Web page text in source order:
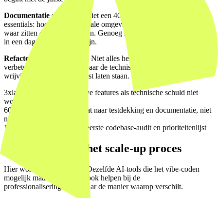
Documentatie schrijven.
Niet een 40-pagina document, maar de
essentials: hoe start je de lokale omgeving, wat doet welke service,
waar zitten de koppelvlakken. Genoeg zodat een nieuwe developer
in een dag productief kan zijn.
Refactoren met aandacht. Niet alles herschrijven. Selectief
verbeteren op de plekken waar de technische schuld de meeste
wrijving veroorzaakt. De rest laten staan.
3xlangzamer worden nieuwe features als technische schuld niet
wordt aangepakt
60%
van de scale-up tijd gaat naar testdekking en documentatie, niet
nieuwe code
1 week
is genoeg voor een eerste codebase-audit en prioriteitenlijst
De rol van AI in het scale-up proces
Hier wordt het interessant. Dezelfde AI-tools die het vibe-coden
mogelijk maakten, kunnen ook helpen bij de
professionaliseringsslag. Maar de manier waarop verschilt.